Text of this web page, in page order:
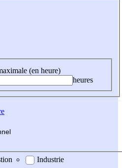
(en heure)
heures
Industrie